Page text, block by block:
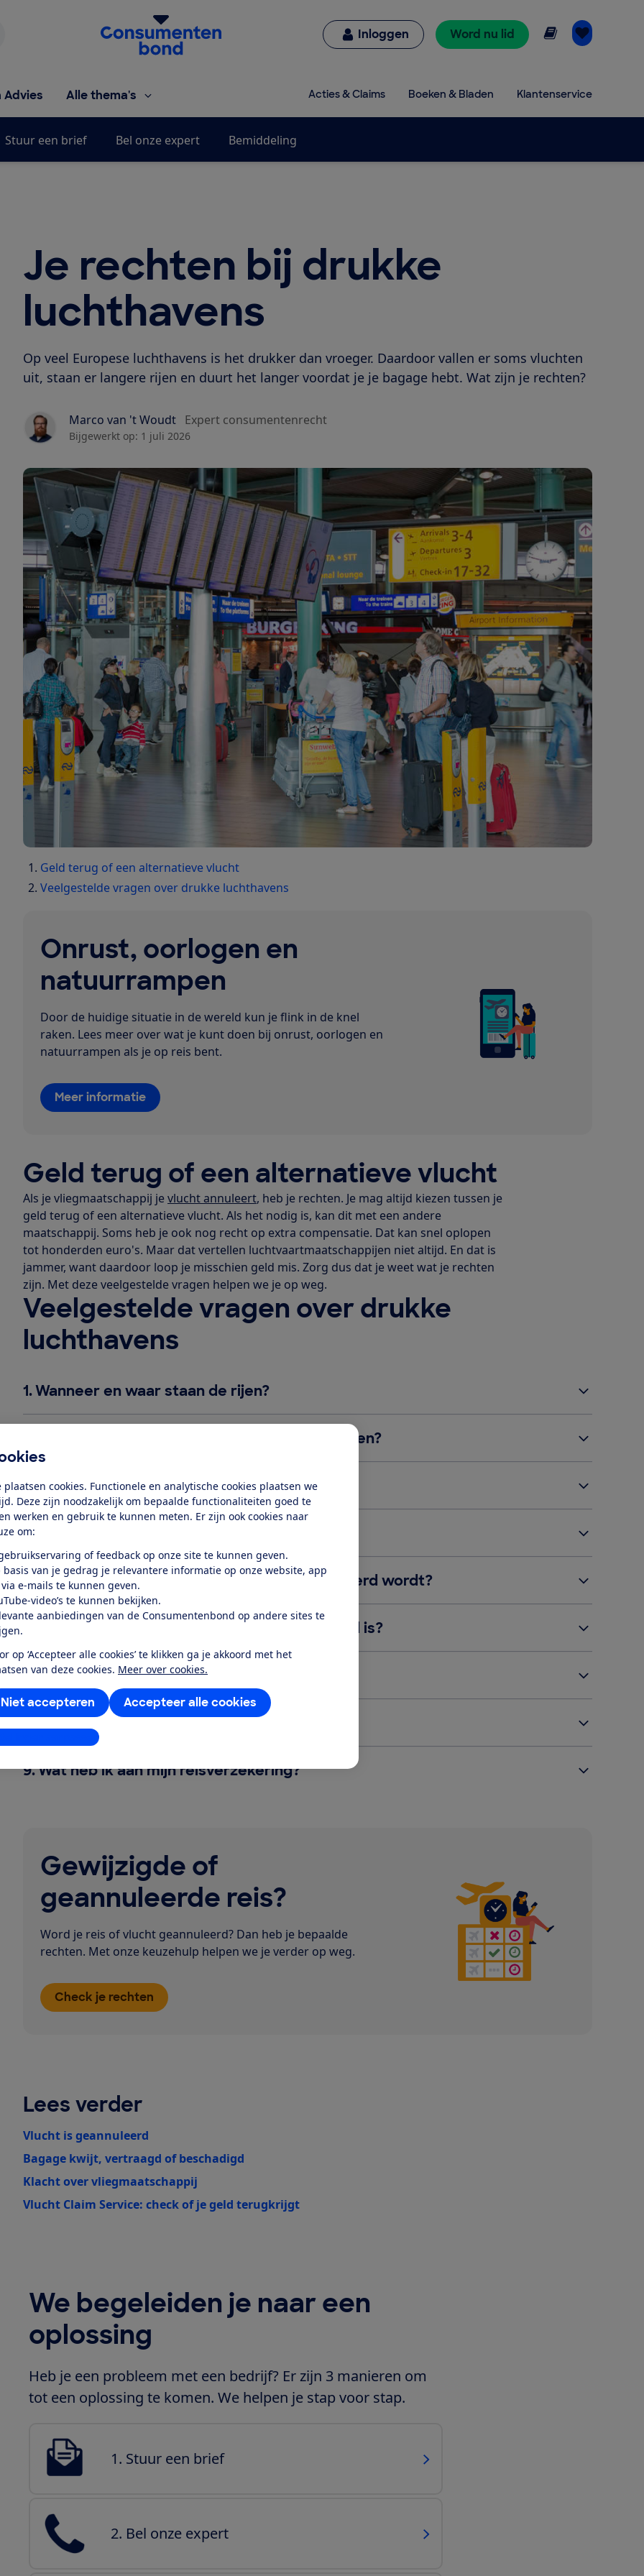
plaatsen cookies. Functionele en analytische cookies plaatsen we
Deze zijn noodzakelijk om bepaalde functionaliteiten goed te
werken en gebruik te kunnen meten. Er zijn ook cookies naar
om:
of feedback op onze site te kunnen geven.
basis van je gedrag je relevantere informatie op onze website, app
e-mails te kunnen geven.
video’s te kunnen bekijken.
aanbiedingen van de Consumentenbond op andere sites te
op ‘Accepteer alle cookies’ te klikken ga je akkoord met het
van deze cookies. Meer over cookies.
Accepteer alle cookies
Niet accepteren
aanpassen
Homepage van de Consumentenbond
Inloggen Word nu lid Online lezen
Advies Alle thema's Acties & Claims Boeken & Bladen Klantenservice
Stuur een brief Bel onze expert Bemiddeling
Je rechten bij drukke
luchthavens
Op veel Europese luchthavens is het drukker dan vroeger. Daardoor vallen er soms vluchten
uit, staan er langere rijen en duurt het langer voordat je je bagage hebt. Wat zijn je rechten?
Marco van 't Woudt Expert consumentenrecht
Bijgewerkt op: 1 juli 2026
Geld terug of een alternatieve vlucht
Veelgestelde vragen over drukke luchthavens
Onrust, oorlogen en
natuurrampen
Door de huidige situatie in de wereld kun je flink in de knel
raken. Lees meer over wat je kunt doen bij onrust, oorlogen en
natuurrampen als je op reis bent.
Meer informatie
Geld terug of een alternatieve vlucht
Als je vliegmaatschappij jevlucht annuleert, heb je rechten. Je mag altijd kiezen tussen je
geld terug of een alternatieve vlucht. Als het nodig is, kan dit met een andere
maatschappij. Soms heb je ook nog recht op extra compensatie. Dat kan snel oplopen
tot honderden euro's. Maar dat vertellen luchtvaartmaatschappijen niet altijd. En dat is
jammer, want daardoor loop je misschien geld mis. Zorg dus dat je weet wat je rechten
zijn. Met deze veelgestelde vragen helpen we je op weg.
Veelgestelde vragen over drukke
luchthavens
1.Wanneer en waar staan de rijen?
Kan ik vanaf een andere luchthaven vertrekken?
3.Mag ik mijn reis annuleren?
4.
5.Wat als mijn vlucht door de drukte geannuleerd wordt?
Wat als mijn vlucht door de drukte vertraagd is?
7.Wat als mijn koffer kwijtraakt?
8.Heb ik recht op financiële compensatie?
9.Wat heb ik aan mijn reisverzekering?
Gewijzigde of
geannuleerde reis?
Word je reis of vlucht geannuleerd? Dan heb je bepaalde
rechten. Met onze keuzehulp helpen we je verder op weg.
Check je rechten
Lees verder
Vlucht is geannuleerd
Bagage kwijt, vertraagd of beschadigd
Klacht over vliegmaatschappij
Vlucht Claim Service: check of je geld terugkrijgt
We begeleiden je naar een
oplossing
Heb je een probleem met een bedrijf? Er zijn 3 manieren om
tot een oplossing te komen. We helpen je stap voor stap.
1. Stuur een brief
2. Bel onze expert